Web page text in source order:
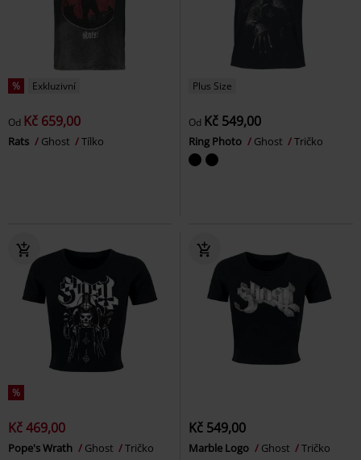
% Exkluzivní
Od Kč 659,00
Rats Ghost Tílko
Plus Size
Od Kč 549,00
Ring Photo Ghost Tričko
%
Kč 469,00
Pope's Wrath Ghost Tričko
Kč 549,00
Marble Logo Ghost Tričko